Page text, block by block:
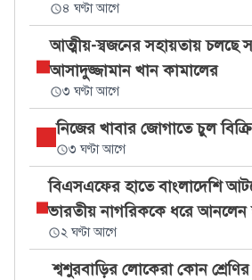
৪ ঘণ্টা আগে
আত্মীয়-স্বজনের সহায়তায় চলছে
আসাদুজ্জামান খান কামালের
৩ ঘণ্টা আগে
নিজের খাবার জোগাতে চুল
৩ ঘণ্টা আগে
বিএসএফের হাতে বাংলাদেশি
ভারতীয় নাগরিককে ধরে আনলেন
২ ঘণ্টা আগে
শ্বশুরবাড়ির লোকেরা কোন